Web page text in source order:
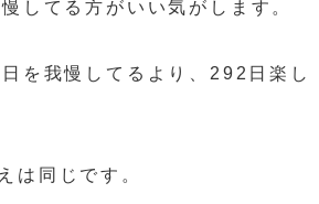
してる方がいい気がします。
を我慢してるより、292日楽し
は同じです。